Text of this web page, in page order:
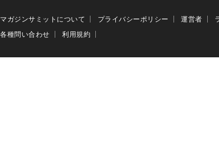
マガジンサミットについて プライバシーポリシー 運営者
各種問い合わせ
利用規約